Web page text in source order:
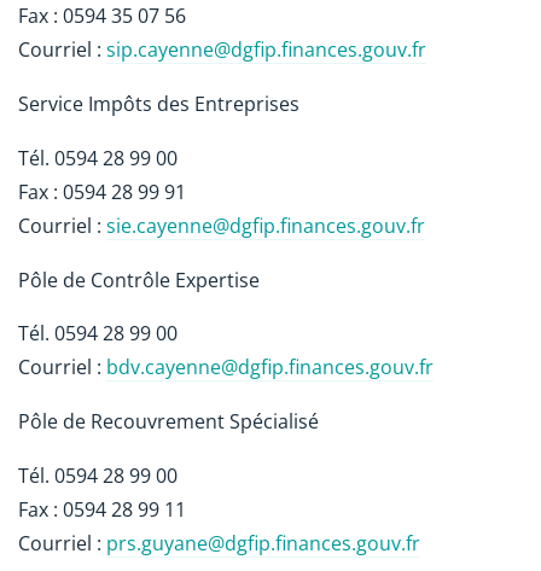
Fax : 0594 35 07 56
Courriel : sip.cayenne@dgfip.finances.gouv.fr
Service Impôts des Entreprises
Tél. 0594 28 99 00
Fax : 0594 28 99 91
Courriel : sie.cayenne@dgfip.finances.gouv.fr
Pôle de Contrôle Expertise
Tél. 0594 28 99 00
Courriel : bdv.cayenne@dgfip.finances.gouv.fr
Pôle de Recouvrement Spécialisé
Tél. 0594 28 99 00
Fax : 0594 28 99 11
Courriel : prs.guyane@dgfip.finances.gouv.fr